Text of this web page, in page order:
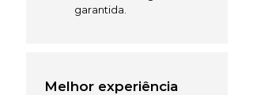
garantida.
Melhor experiência